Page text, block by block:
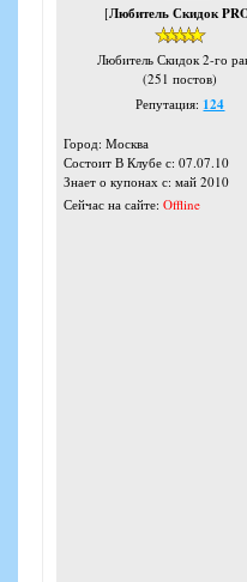
[Любитель Скидок
Любитель Скидок 2-го
(251 постов)
Репутация: 124
Город: Москва
Состоит В Клубе с: 07.07.10
Знает о купонах с: май 2010
Сейчас на сайте: Offline